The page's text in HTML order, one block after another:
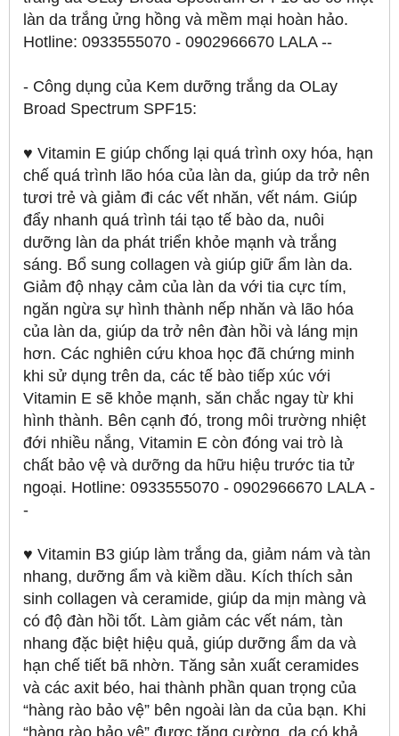
làn da trắng ửng hồng và mềm mại hoàn hảo.
Hotline: 0933555070 - 0902966670 LALA --
- Công dụng của Kem dưỡng trắng da OLay
Broad Spectrum SPF15:
♥ Vitamin E giúp chống lại quá trình oxy hóa, hạn
chế quá trình lão hóa của làn da, giúp da trở nên
tươi trẻ và giảm đi các vết nhăn, vết nám. Giúp
đẩy nhanh quá trình tái tạo tế bào da, nuôi
dưỡng làn da phát triển khỏe mạnh và trắng
sáng. Bổ sung collagen và giúp giữ ẩm làn da.
Giảm độ nhạy cảm của làn da với tia cực tím,
ngăn ngừa sự hình thành nếp nhăn và lão hóa
của làn da, giúp da trở nên đàn hồi và láng mịn
hơn. Các nghiên cứu khoa học đã chứng minh
khi sử dụng trên da, các tế bào tiếp xúc với
Vitamin E sẽ khỏe mạnh, săn chắc ngay từ khi
hình thành. Bên cạnh đó, trong môi trường nhiệt
đới nhiều nắng, Vitamin E còn đóng vai trò là
chất bảo vệ và dưỡng da hữu hiệu trước tia tử
ngoại. Hotline: 0933555070 - 0902966670 LALA -
-
♥ Vitamin B3 giúp làm trắng da, giảm nám và tàn
nhang, dưỡng ẩm và kiềm dầu. Kích thích sản
sinh collagen và ceramide, giúp da mịn màng và
có độ đàn hồi tốt. Làm giảm các vết nám, tàn
nhang đặc biệt hiệu quả, giúp dưỡng ẩm da và
hạn chế tiết bã nhờn. Tăng sản xuất ceramides
và các axit béo, hai thành phần quan trọng của
“hàng rào bảo vệ” bên ngoài làn da của bạn. Khi